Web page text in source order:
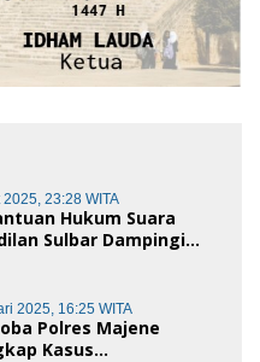
23:28 WITA
Hukum Suara
Sulbar Dampingi
2025, 16:25 WITA
Polres Majene
Kasus